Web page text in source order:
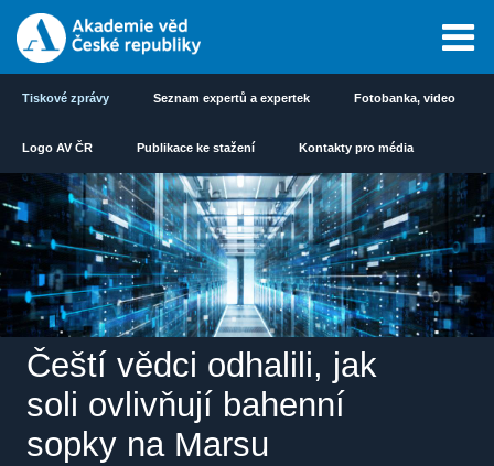
Tiskové zprávy Seznam expertů a expertek Fotobanka, video
Logo AV ČR Publikace ke stažení Kontakty pro média
Čeští vědci odhalili, jak
soli ovlivňují bahenní
sopky na Marsu